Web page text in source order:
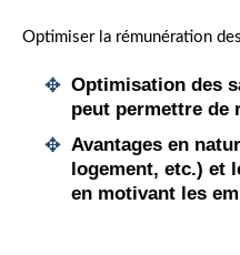
Optimiser la rémunération
Optimisation des
peut permettre de
Avantages en
logement, etc.) et
en motivant les